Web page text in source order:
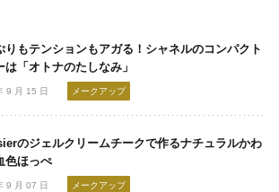
りもテンションもアガる！シャネルのコンパクト
は「オトナのたしなみ」
9 月 15 日 メークアップ
のジェルクリームチークで作るナチュラルかわ
色ほっぺ
9 月 07 日 メークアップ